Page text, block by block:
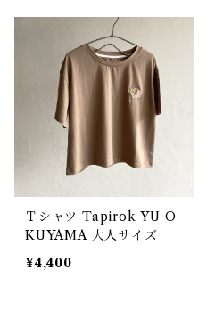
Ｔシャツ Tapirok YU O
KUYAMA 大人サイズ
¥4,400